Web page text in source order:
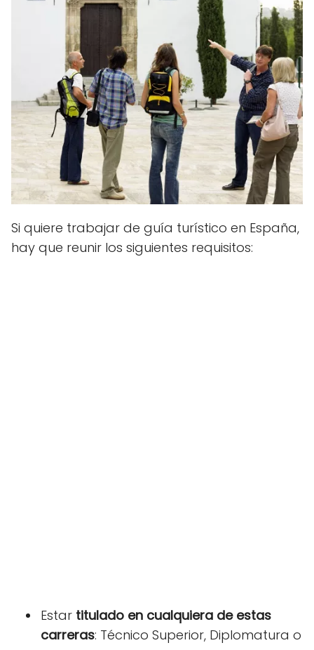
Si quiere trabajar de guía turístico en España,
hay que reunir los siguientes requisitos:
Estar titulado en cualquiera de estas
carreras: Técnico Superior, Diplomatura o